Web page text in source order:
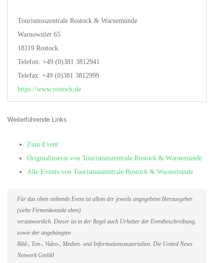
Tourismuszentrale Rostock & Warnemünde
Warnowufer 65
18119 Rostock
Telefon: +49 (0)381 3812941
Telefax: +49 (0)381 3812999
https://www.rostock.de
Weiterführende Links
Zum Event
Originalinserat von Tourismuszentrale Rostock & Warnemünde
Alle Events von Tourismuszentrale Rostock & Warnemünde
Für das oben stehende Event ist allein der jeweils angegebene Herausgeber
(siehe Firmenkontakt oben)
verantwortlich. Dieser ist in der Regel auch Urheber der Eventbeschreibung,
sowie der angehängten
Bild-, Ton-, Video-, Medien- und Informationsmaterialien. Die United News
Network GmbH